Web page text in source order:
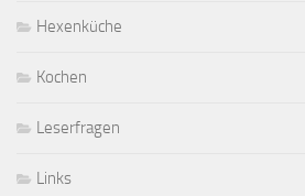
Hexenküche
Kochen
Leserfragen
Links